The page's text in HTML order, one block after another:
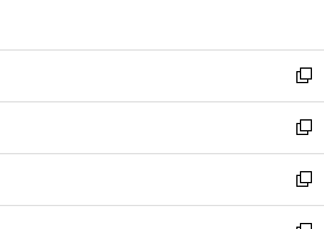
開
く
ウ
で
開
く
ン
ド
ウ
で
開
く
新
し
い
ウ
ィ
ン
新
し
い
ウ
新
し